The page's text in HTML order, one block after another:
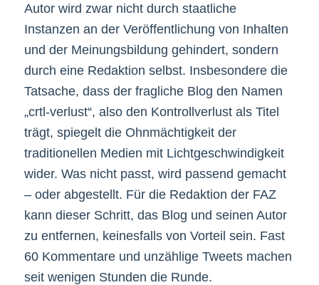
Autor wird zwar nicht durch staatliche
Instanzen an der Veröffentlichung von Inhalten
und der Meinungsbildung gehindert, sondern
durch eine Redaktion selbst. Insbesondere die
Tatsache, dass der fragliche Blog den Namen
„crtl-verlust“, also den Kontrollverlust als Titel
trägt, spiegelt die Ohnmächtigkeit der
traditionellen Medien mit Lichtgeschwindigkeit
wider. Was nicht passt, wird passend gemacht
– oder abgestellt. Für die Redaktion der FAZ
kann dieser Schritt, das Blog und seinen Autor
zu entfernen, keinesfalls von Vorteil sein. Fast
60 Kommentare und unzählige Tweets machen
seit wenigen Stunden die Runde.